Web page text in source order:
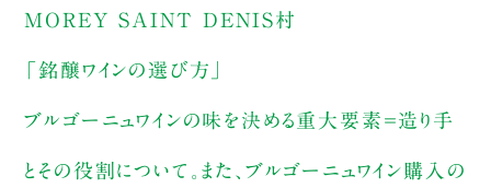
MOREY SAINT DENIS村
「銘醸ワインの選び方」
ブルゴーニュワインの味を決める重大要素＝造り手
とその役割について。また、ブルゴーニュワイン購入の